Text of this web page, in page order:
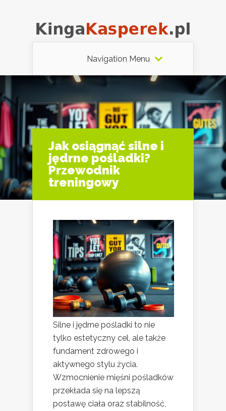
Navigation Menu
Jak osiągnąć silne i
jędrne pośladki?
Przewodnik
treningowy
Silne i jędrne pośladki to nie
tylko estetyczny cel, ale także
fundament zdrowego i
aktywnego stylu życia.
Wzmocnienie mięśni pośladków
przekłada się na lepszą
postawę ciała oraz stabilność,